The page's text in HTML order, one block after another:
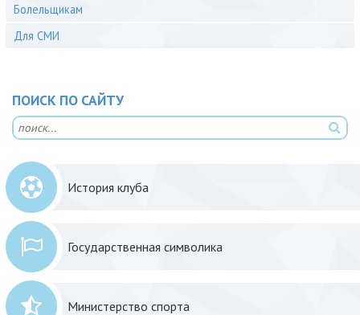
Болельщикам
Для СМИ
ПОИСК ПО САЙТУ
История клуба
Государственная символика
Министерство спорта